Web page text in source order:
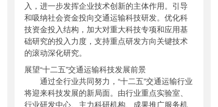
入，进一步发挥企业技术创新的主体作用。引导
和吸纳社会资金投向交通运输科技研发。优化科
技资金投入结构，加大对重大科技专项和应用基
础研究的投入力度，支持重点研发方向关键技术
的滚动深化研究。
展望“十二五”交通运输科技发展前景
通过全行业共同努力，“十二五”交通运输行业
将迎来科技发展的新局面。由行业重点实验室、
行业研发中心、主力科研机构、成果推广服务机